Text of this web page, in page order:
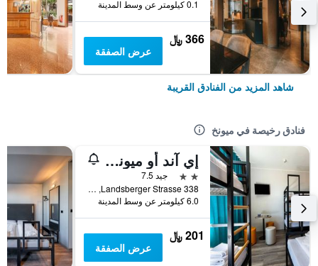
0.1 كيلومتر عن وسط المدينة
366 ﷼
عرض الصفقة
شاهد المزيد من الفنادق القريبة
فنادق رخيصة في ميونخ
إي آند أو ميونيخ لايم
2 نجمتين
جيد 7.5
Landsberger Strasse 338, ميونخ, بافاريا, ألمانيا
6.0 كيلومتر عن وسط المدينة
201 ﷼
عرض الصفقة